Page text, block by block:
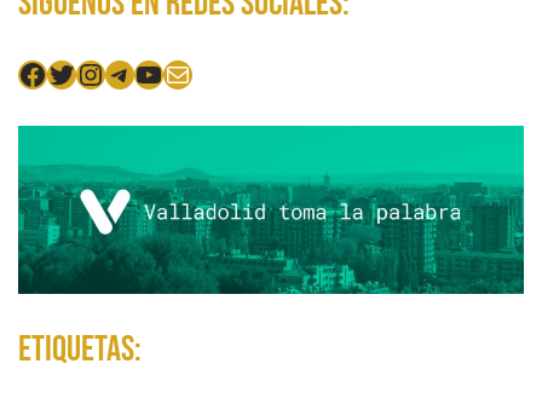
Facebook
Twitter
Instagram
Telegram
YouTube
Mail
Etiquetas: